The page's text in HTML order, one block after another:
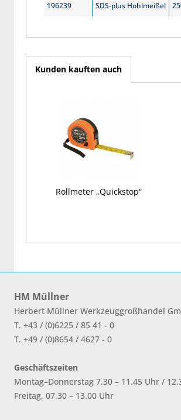
196239
SDS-plus Hohlmeißel
Kunden kauften auch
Rollmeter „Quickstop“
HM Müllner
Herbert Müllner Werkzeuggroßhandel
T. +43 / (0)6225 / 85 41 - 0
T. +49 / (0)8654 / 4627 - 0
Geschäftszeiten
Montag–Donnerstag 7.30 – 11.45 Uhr /
Freitag, 07.30 – 13.00 Uhr